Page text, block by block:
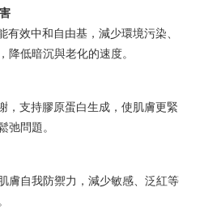
效中和自由基，減少環境污染、
低暗沉與老化的速度。
，支持膠原蛋白生成，使肌膚更緊
弛問題。
膚自我防禦力，減少敏感、泛紅等